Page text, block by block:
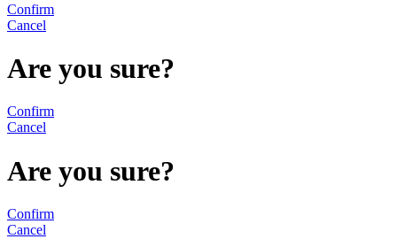
Confirm
Cancel
Are you sure?
Confirm
Cancel
Are you sure?
Confirm
Cancel